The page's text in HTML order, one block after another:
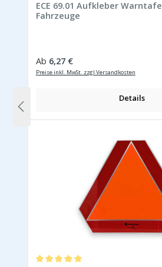
ECE 69.01 Aufkleber
Fahrzeuge
Regulärer Preis:
Ab 6,27 €
Preise inkl. MwSt. zzgl Versandkosten
Details